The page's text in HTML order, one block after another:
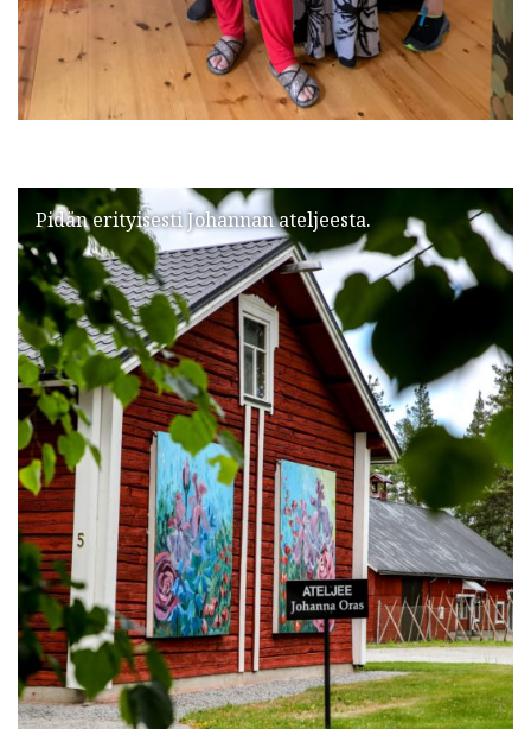
Pidän erityisesti Johannan ateljeesta.